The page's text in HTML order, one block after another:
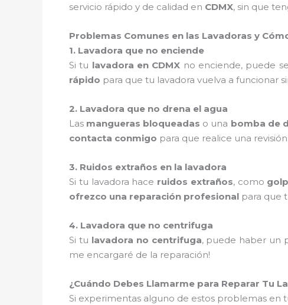
servicio rápido y de calidad en CDMX, sin que
Problemas Comunes en las Lavadoras y
1. Lavadora que no enciende
Si tu lavadora en CDMX no enciende, puede
rápido para que tu lavadora vuelva a funcionar
2. Lavadora que no drena el agua
Las mangueras bloqueadas o una bomba de
contacta conmigo para que realice una
3. Ruidos extraños en la lavadora
Si tu lavadora hace ruidos extraños, como
ofrezco una reparación profesional para que
4. Lavadora que no centrifuga
Si tu lavadora no centrifuga, puede haber un
me encargaré de la reparación!
¿Cuándo Debes Llamarme para Reparar Tu
Si experimentas alguno de estos problemas en